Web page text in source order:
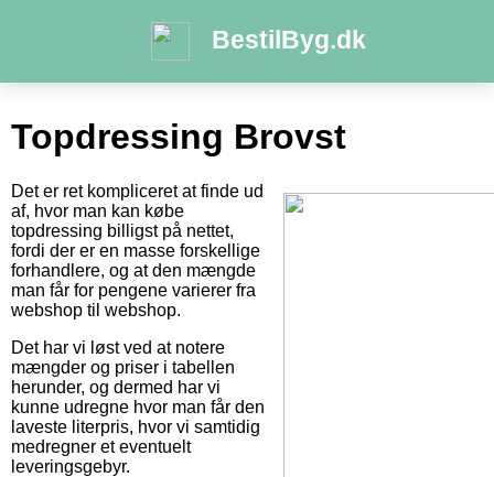
BestilByg.dk
Topdressing Brovst
Det er ret kompliceret at finde ud
af, hvor man kan købe
topdressing billigst på nettet,
fordi der er en masse forskellige
forhandlere, og at den mængde
man får for pengene varierer fra
webshop til webshop.
Det har vi løst ved at notere
mængder og priser i tabellen
herunder, og dermed har vi
kunne udregne hvor man får den
laveste literpris, hvor vi samtidig
medregner et eventuelt
leveringsgebyr.